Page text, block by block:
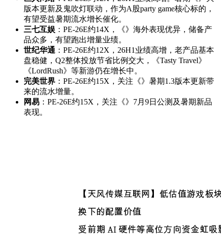
版本更新及鬼吹灯联动，作为A股party game核心标的，
有望受益暑期流水增长催化。
三七互娱 ：PE-26E约14X，《》海外表现优异，储备产
品众多，有望跑出增量业绩。
世纪华通 ：PE-26E约12X，26H1业绩高增，老产品基本
盘稳健，Q2整体投放节省比例交大，《Tasty Travel》
《LordRush》等新游仍在增长中。
完美世界 ：PE-26E约15X，关注《》暑期1.3版本更新带
来的流水增量。
网易 ：PE-26E约15X，关注《》7月9日公测及暑期新品
表现。